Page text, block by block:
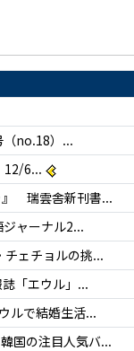
（no.18）...
12/6...
』 瑞雲舎新刊書...
ャーナル2...
チェチョルの挑...
「エウル」...
ルで結婚生活...
国の注目人気バ...